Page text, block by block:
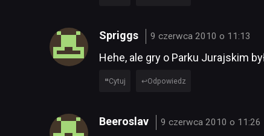
Spriggs 9 czerwca 2010 o 11:13
Hehe, ale gry o Parku Jurajskim
Cytuj Odpowiedz
Beeroslav 9 czerwca 2010 o 11:26